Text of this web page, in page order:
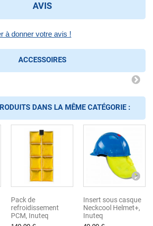
AVIS
à donner votre avis !
ACCESSOIRES
DANS LA MÊME CATÉGORIE :
Pack de
refroidissement
PCM, Inuteq
Insert sous casque
Neckcool Helmet+,
Inuteq